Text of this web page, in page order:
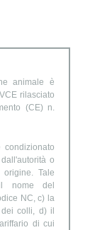
animale è
rilasciato
(CE) n.
o
Tale
nome del
NC, c) la
colli, d) il
di cui